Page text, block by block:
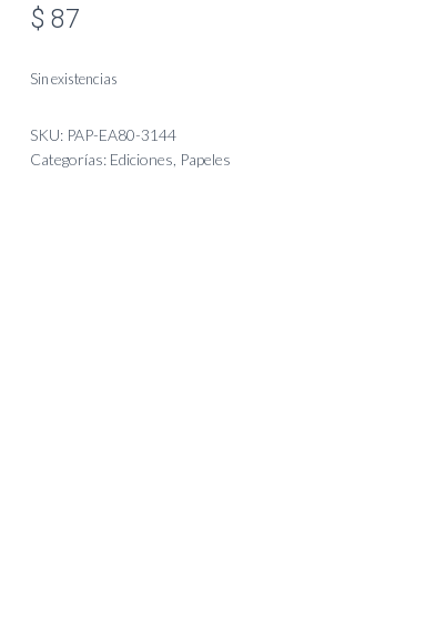
$ 87
Sin existencias
SKU: PAP-EA80-3144
Categorías: Ediciones Papeles